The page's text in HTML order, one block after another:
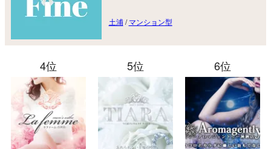
土浦/マンション型
4位 5位 6位